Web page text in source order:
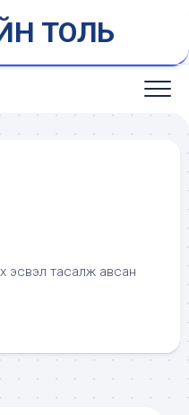
ТОЛЬ
эсвэл тасалж авсан